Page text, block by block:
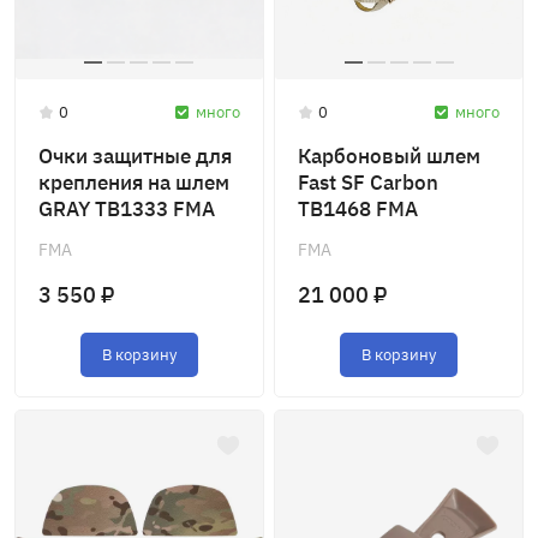
0
Очки защитные для
крепления на шлем
GRAY TB1333 FMA
FMA
3 550 ₽
В корзину
много 0
Карбоновый шлем
Fast SF Carbon
TB1468 FMA
FMA
21 000 ₽
В корзину
много